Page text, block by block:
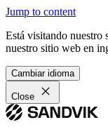
Jump to content
Está visitando nuestro
nuestro sitio web en
Cambiar idioma
Close